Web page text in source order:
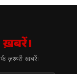
ख़बरें।
ज़रूरी खबरें।